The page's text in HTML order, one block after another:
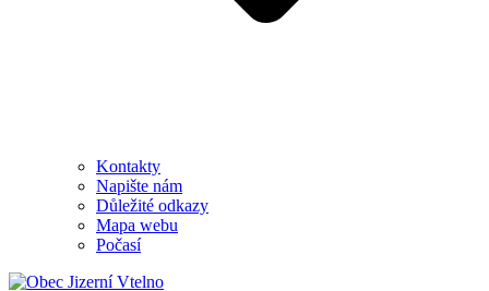
Kontakty
Napište nám
Důležité odkazy
Mapa webu
Počasí